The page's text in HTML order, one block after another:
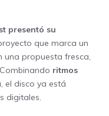
presentó su
que marca un
una propuesta fresca,
ritmos
, el disco ya está
digitales.